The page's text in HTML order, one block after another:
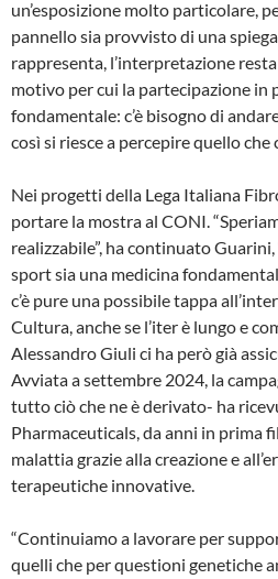
un’esposizione molto particolare,
pannello sia provvisto di una
rappresenta, l’interpretazione
motivo per cui la partecipazione in
fondamentale: c’è bisogno di
così si riesce a percepire quello che
Nei progetti della Lega Italiana
portare la mostra al CONI.
realizzabile”, ha continuato
sport sia una medicina
c’è pure una possibile tappa
Cultura, anche se l’iter è lungo e
Alessandro Giuli ci ha però già
Avviata a settembre 2024, la
tutto ciò che ne è derivato- ha
Pharmaceuticals, da anni in prima
malattia grazie alla creazione e
terapeutiche innovative.
“Continuiamo a lavorare per
quelli che per questioni genetiche